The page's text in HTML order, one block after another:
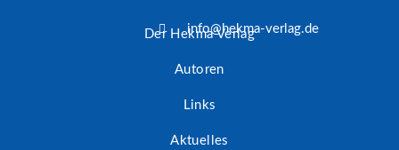
info@hekma-verlag.de
Der Hekma Verlag
Autoren
Links
Aktuelles